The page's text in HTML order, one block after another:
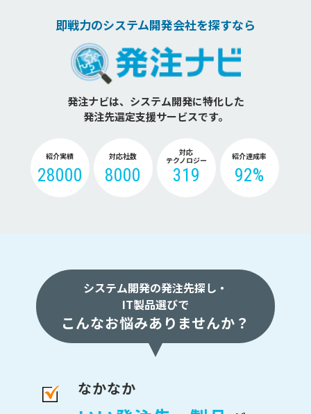
即戦力のシステム開発会社を探すなら
発注ナビは、システム開発に特化した
発注先選定支援サービスです。
紹介実績
28000
対応社数
8000
対応
テクノロジー
319
紹介達成率
92%
システム開発の発注先探し・
IT製品選びで
こんなお悩みありませんか？
なかなか